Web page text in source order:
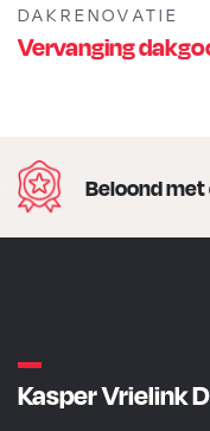
DAKRENOVATIE
Vervanging
Beloond
Kasper Vrielink